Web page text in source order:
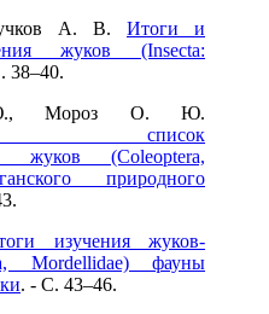
А. В. Итоги и
жуков (Insecta:
38–40.
Ю., Мороз О. Ю.
список
жуков (Coleoptera,
природного
изучения жуков-
Mordellidae) фауны
. - C. 43–46.